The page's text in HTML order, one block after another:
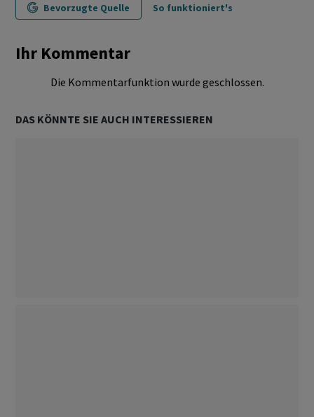
Bevorzugte Quelle So funktioniert's
Ihr Kommentar
Die Kommentarfunktion wurde geschlossen.
DAS KÖNNTE SIE AUCH INTERESSIEREN